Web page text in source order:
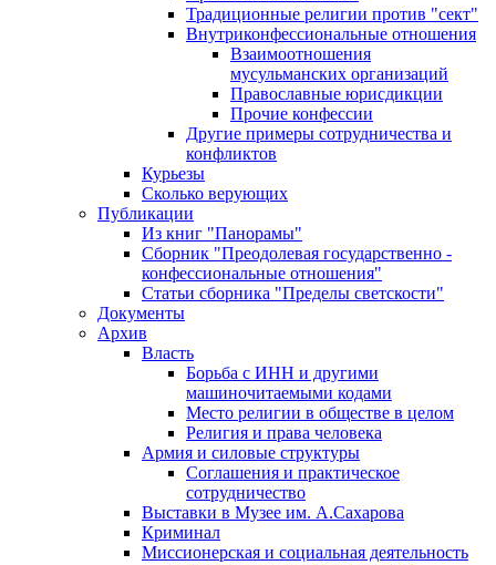
Традиционные религии против "сект"
Внутриконфессиональные отношения
Взаимоотношения
мусульманских организаций
Православные юрисдикции
Прочие конфессии
Другие примеры сотрудничества и
конфликтов
Курьезы
Сколько верующих
Публикации
Из книг "Панорамы"
Сборник "Преодолевая государственно -
конфессиональные отношения"
Статьи сборника "Пределы светскости"
Документы
Архив
Власть
Борьба с ИНН и другими
машиночитаемыми кодами
Место религии в обществе в целом
Религия и права человека
Армия и силовые структуры
Соглашения и практическое
сотрудничество
Выставки в Музее им. А.Сахарова
Криминал
Миссионерская и социальная деятельность